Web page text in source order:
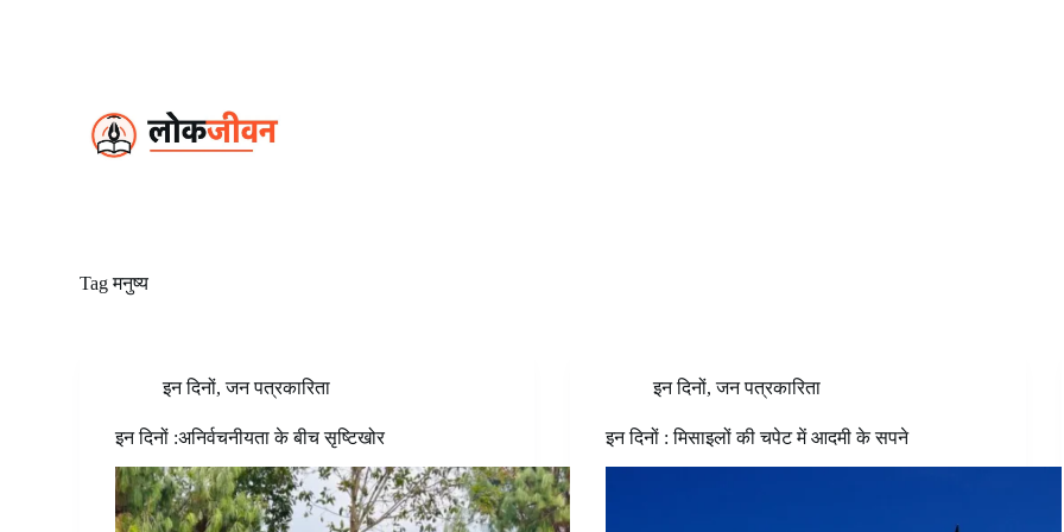
Tagमनुष्य
इन दिनों,जन पत्रकारिता
इन दिनों :अनिर्वचनीयता के बीच सृष्टिखोर
इन दिनों,जन पत्रकारिता
इन दिनों : मिसाइलों की चपेट में आदमी के सपने